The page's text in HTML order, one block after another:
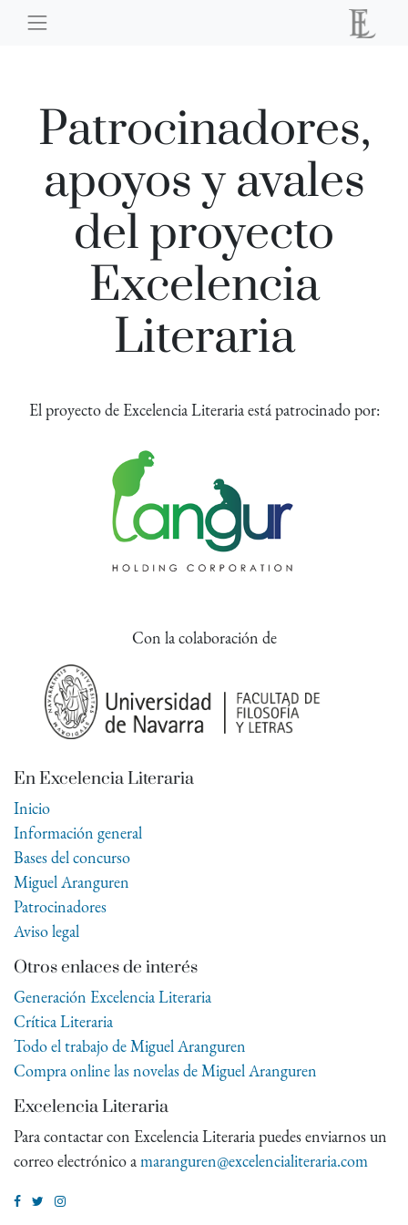
Patrocinadores,
apoyos y avales
del proyecto
Excelencia
Literaria
El proyecto de Excelencia Literaria está patrocinado por:
Con la colaboración de
En Excelencia Literaria
Inicio
Información general
Bases del concurso
Miguel Aranguren
Patrocinadores
Aviso legal
Otros enlaces de interés
Generación Excelencia Literaria
Crítica Literaria
Todo el trabajo de Miguel Aranguren
Compra online las novelas de Miguel Aranguren
Excelencia Literaria
Para contactar con Excelencia Literaria puedes enviarnos un
correo electrónico amaranguren@excelencialiteraria.com